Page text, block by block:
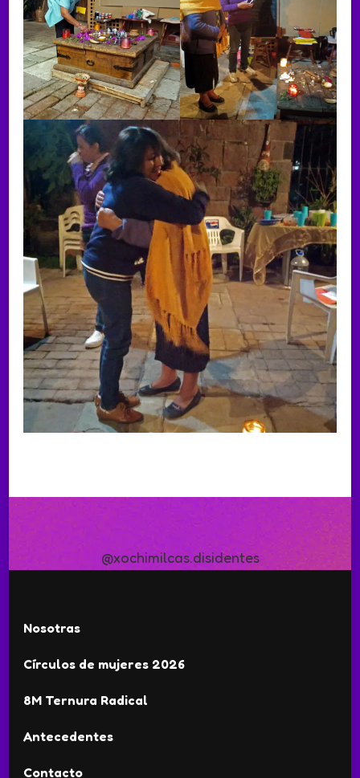
@xochimilcas.disidentes
Nosotras
Círculos de mujeres 2026
8M Ternura Radical
Antecedentes
Contacto